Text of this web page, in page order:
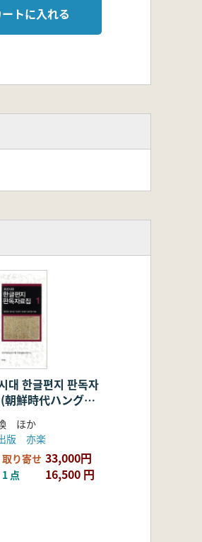
トに入れる
대 한글편지 판독자
朝鮮時代ハングル
読資料集) 全3巻
ほか
版 亦楽
取り寄せ 33,000円
1 点 16,500 円